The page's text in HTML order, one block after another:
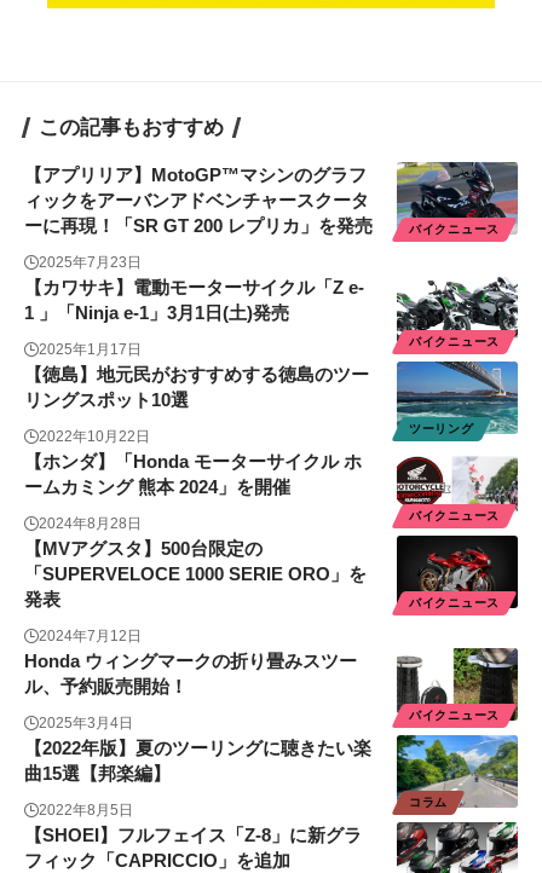
この記事もおすすめ
バイクニュース
【アプリリア】MotoGP™マシンのグラフ
ィックをアーバンアドベンチャースクータ
ーに再現！「SR GT 200 レプリカ」を発売
2025年7月23日
バイクニュース
【カワサキ】電動モーターサイクル「Z e-
1 」「Ninja e-1」3月1日(土)発売
2025年1月17日
ツーリング
【徳島】地元民がおすすめする徳島のツー
リングスポット10選
2022年10月22日
バイクニュース
【ホンダ】「Honda モーターサイクル ホ
ームカミング 熊本 2024」を開催
2024年8月28日
バイクニュース
【MVアグスタ】500台限定の
「SUPERVELOCE 1000 SERIE ORO」を
発表
2024年7月12日
バイクニュース
Honda ウィングマークの折り畳みスツー
ル、予約販売開始！
2025年3月4日
コラム
【2022年版】夏のツーリングに聴きたい楽
曲15選【邦楽編】
2022年8月5日
【SHOEI】フルフェイス「Z-8」に新グラ
フィック「CAPRICCIO」を追加